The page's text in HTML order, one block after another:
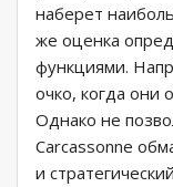
наберет
же оценка
функциями.
очко, когда они
Однако не
Carcassonne
и